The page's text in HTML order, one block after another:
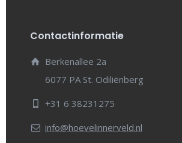
Contactinformatie
Berkenallee 2a
6077 PA St. Odiliënberg
+31 6 38231275
info@hoevelinnerveld.nl